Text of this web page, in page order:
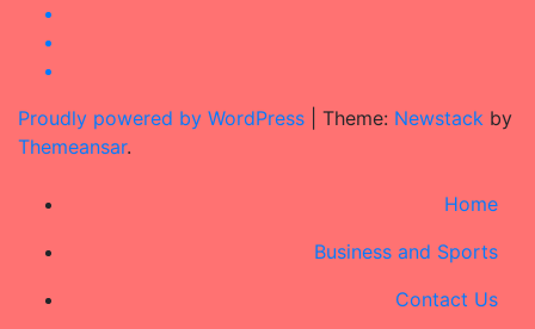
Proudly powered by WordPress Theme: Newstack by
Themeansar.
Home
Business and Sports
Contact Us